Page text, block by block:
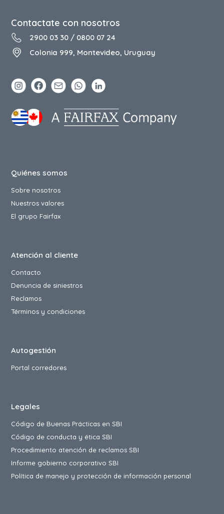
Contactate con nosotros
2900 03 30 / 0800 07 24
Colonia 999, Montevideo, Uruguay
Quiénes somos
Sobre nosotros
Nuestros valores
El grupo Fairfax
Atención al cliente
Contacto
Denuncia de siniestros
Reclamos
Términos y condiciones
Autogestión
Portal corredores
Legales
Código de Buenas Prácticas en SBI
Código de conducta y ética SBI
Procedimiento atención de reclamos SBI
Informe gobierno corporativo SBI
Política de manejo y protección de información personal